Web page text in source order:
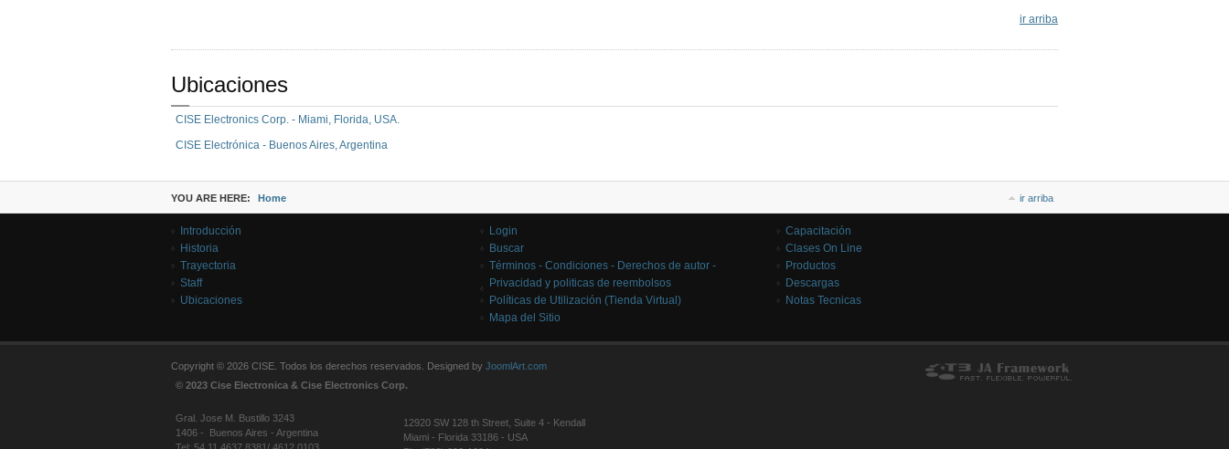
ir arriba
Ubicaciones
CISE Electronics Corp. - Miami, Florida, USA.
CISE Electrónica - Buenos Aires, Argentina
YOU ARE HERE: Home ir arriba
Introducción
Historia
Trayectoria
Staff
Ubicaciones
Login
Buscar
Términos - Condiciones - Derechos de autor -
Privacidad y politicas de reembolsos
Políticas de Utilización (Tienda Virtual)
Mapa del Sitio
Capacitación
Clases On Line
Productos
Descargas
Notas Tecnicas
Copyright © 2026 CISE. Todos los derechos reservados. Designed by JoomlArt.com
© 2023 Cise Electronica & Cise Electronics Corp.
Gral. Jose M. Bustillo 3243
1406 - Buenos Aires - Argentina
12920 SW 128 th Street, Suite 4 - Kendall
Miami - Florida 33186 - USA